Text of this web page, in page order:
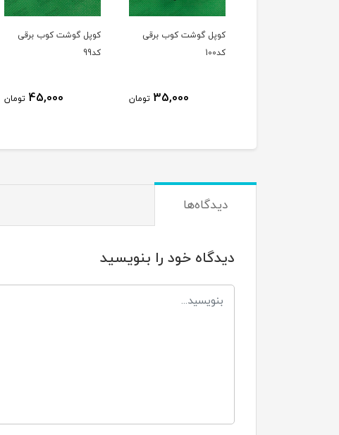
کوپل گوشت کوب برقی
کد100
35,000 تومان
کوپل گوشت کوب برقی
کد99
45,000 تومان
دیدگاه‌ها
دیدگاه خود را بنویسید